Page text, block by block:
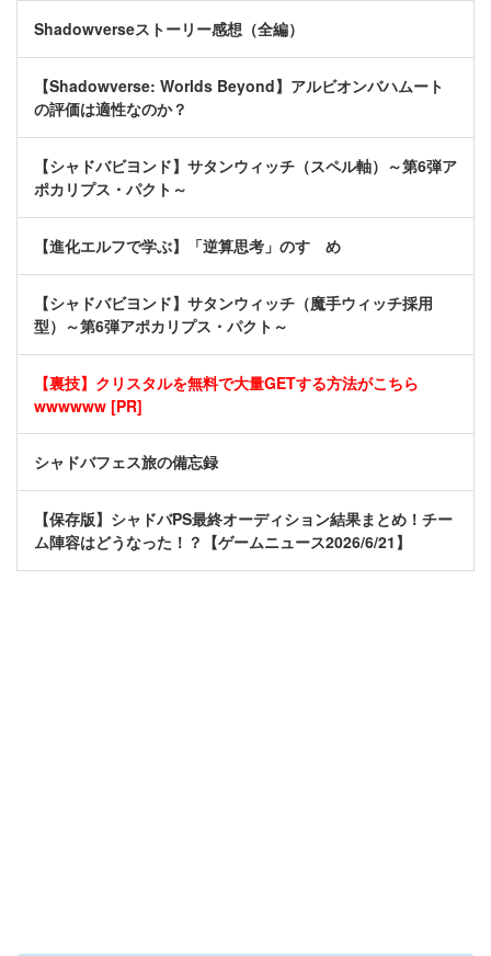
Shadowverseストーリー感想（全編）
【Shadowverse: Worlds Beyond】アルビオンバハムート
の評価は適性なのか？
【シャドバビヨンド】サタンウィッチ（スペル軸）～第6弾ア
ポカリプス・パクト～
【進化エルフで学ぶ】「逆算思考」のすゝめ
【シャドバビヨンド】サタンウィッチ（魔手ウィッチ採用
型）～第6弾アポカリプス・パクト～
【裏技】クリスタルを無料で大量GETする方法がこちら
wwwwww [PR]
シャドバフェス旅の備忘録
【保存版】シャドバPS最終オーディション結果まとめ！チー
ム陣容はどうなった！？【ゲームニュース2026/6/21】